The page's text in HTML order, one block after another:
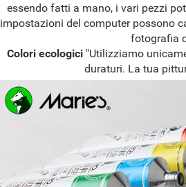
essendo fatti a mano, i vari pezzi
impostazioni del computer possono
fotografia
Colori ecologici "Utilizziamo
duraturi. La tua